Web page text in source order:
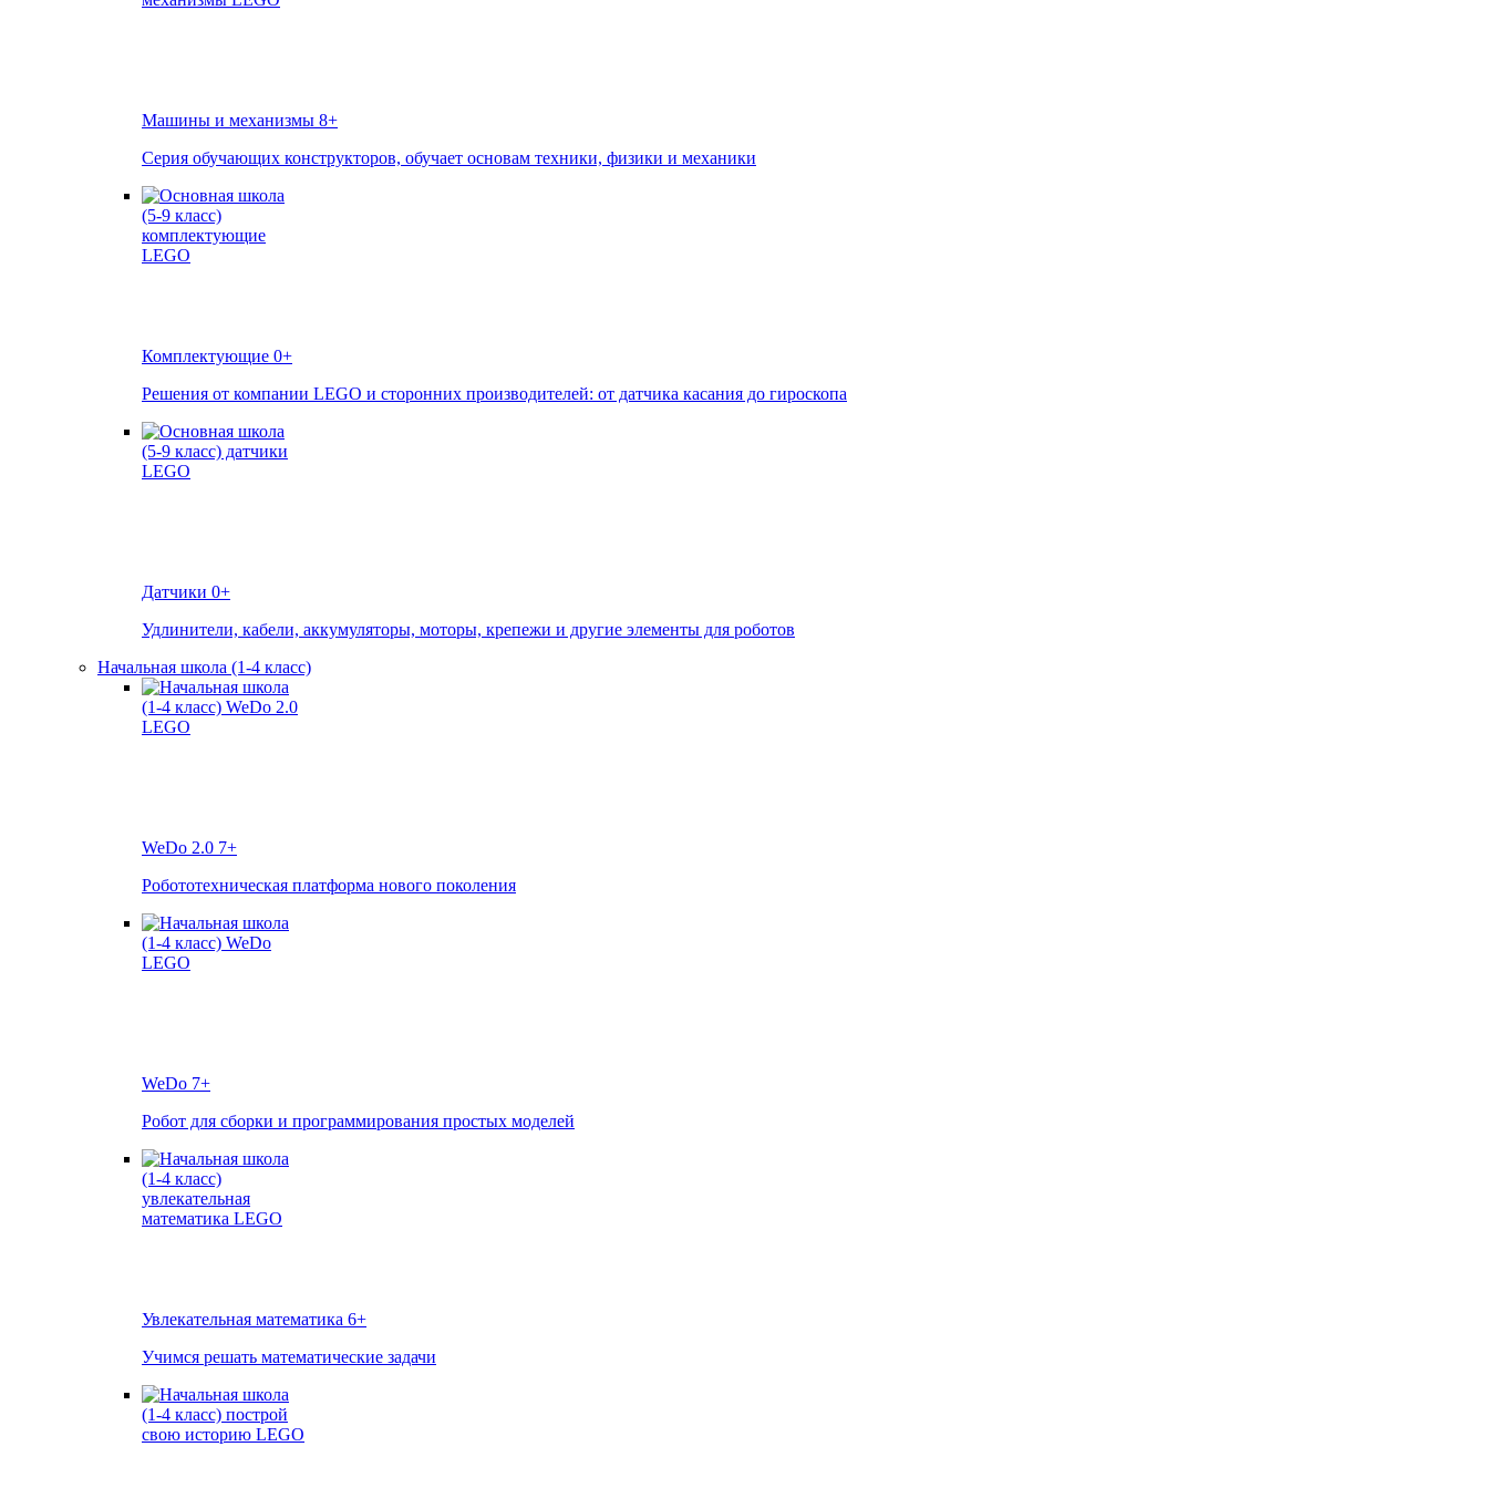
Машины и механизмы 8+
Серия обучающих конструкторов, обучает основам техники, физики и механики
Комплектующие 0+
Решения от компании LEGO и сторонних производителей: от датчика касания до гироскопа
Датчики 0+
Удлинители, кабели, аккумуляторы, моторы, крепежи и другие элементы для роботов
Начальная школа (1-4 класс)
WeDo 2.0 7+
Робототехническая платформа нового поколения
WeDo 7+
Робот для сборки и программирования простых моделей
Увлекательная математика 6+
Учимся решать математические задачи